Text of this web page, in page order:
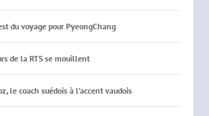
du voyage pour PyeongChang
de la RTS se mouillent
le coach suédois à l’accent vaudois